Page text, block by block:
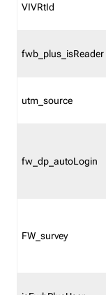
VIVRtId
fwb_plus_isReader
utm_source
fw_dp_autoLogin
FW_survey